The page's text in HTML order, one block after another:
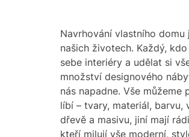
Navrhování vlastního
našich životech. Každý,
sebe interiéry a udělat si
množství designového
nás napadne. Vše
líbí – tvary, materiál,
dřevě a masivu, jiní mají
kteří milují vše moderní,